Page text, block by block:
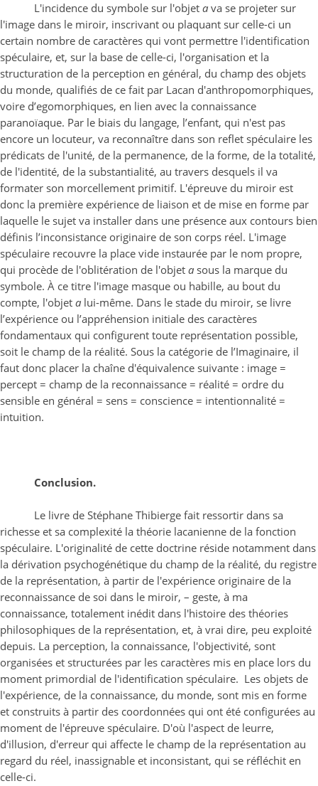
L'incidence du symbole sur l'objetava se projeter sur
l'image dans le miroir, inscrivant ou plaquant sur celle-ci un
certain nombre de caractères qui vont permettre l'identification
spéculaire, et, sur la base de celle-ci, l'organisation et la
structuration de la perception en général, du champ des objets
du monde, qualifiés de ce fait par Lacan d'anthropomorphiques,
voire d’egomorphiques, en lien avec la connaissance
paranoïaque. Par le biais du langage, l’enfant, qui n'est pas
encore un locuteur, va reconnaître dans son reflet spéculaire les
prédicats de l'unité, de la permanence, de la forme, de la totalité,
de l'identité, de la substantialité, au travers desquels il va
formater son morcellement primitif. L'épreuve du miroir est
donc la première expérience de liaison et de mise en forme par
laquelle le sujet va installer dans une présence aux contours bien
définis l’inconsistance originaire de son corps réel. L'image
spéculaire recouvre la place vide instaurée par le nom propre,
qui procède de l'oblitération de l'objetasous la marque du
symbole. À ce titre l'image masque ou habille, au bout du
compte, l'objeta lui-même. Dans le stade du miroir, se livre
l’expérience ou l’appréhension initiale des caractères
fondamentaux qui configurent toute représentation possible,
soit le champ de la réalité. Sous la catégorie de l’Imaginaire, il
faut donc placer la chaîne d'équivalence suivante : image =
percept = champ de la reconnaissance = réalité = ordre du
sensible en général = sens = conscience = intentionnalité =
intuition.
Conclusion.
Le livre de Stéphane Thibierge fait ressortir dans sa
richesse et sa complexité la théorie lacanienne de la fonction
spéculaire. L'originalité de cette doctrine réside notamment dans
la dérivation psychogénétique du champ de la réalité, du registre
de la représentation, à partir de l'expérience originaire de la
reconnaissance de soi dans le miroir, – geste, à ma
connaissance, totalement inédit dans l'histoire des théories
philosophiques de la représentation, et, à vrai dire, peu exploité
depuis. La perception, la connaissance, l'objectivité, sont
organisées et structurées par les caractères mis en place lors du
moment primordial de l'identification spéculaire. Les objets de
l'expérience, de la connaissance, du monde, sont mis en forme
et construits à partir des coordonnées qui ont été configurées au
moment de l'épreuve spéculaire. D'où l'aspect de leurre,
d'illusion, d'erreur qui affecte le champ de la représentation au
regard du réel, inassignable et inconsistant, qui se réfléchit en
celle-ci.